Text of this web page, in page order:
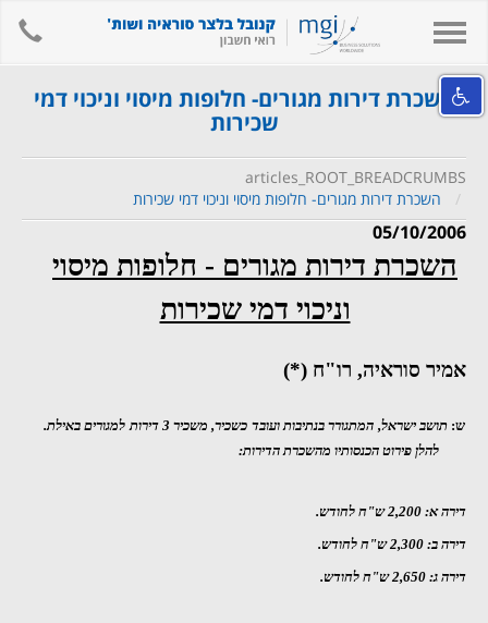
Toggle
אודות המשרד
השירותים שלנו
מידע מקצועי ומאמרים
קישורים
לאתר המשרד
צור קשר
השכרת דירות מגורים- חלופות מיסוי וניכוי דמי
שכירות
articles_ROOT_BREADCRUMBS
השכרת דירות מגורים- חלופות מיסוי וניכוי דמי שכירות
05/10/2006
השכרת דירות מגורים - חלופות מיסוי
וניכוי דמי שכירות
אמיר סוראיה, רו"ח (*)
ש:
תושב ישראל, המתגורר בנתיבות ועובד כשכיר, משכיר 3 דירות למגורים באילת.
להלן פירוט הכנסותיו מהשכרת הדירות:
דירה א: 2,200 ש"ח לחודש.
דירה ב: 2,300 ש"ח לחודש.
דירה ג: 2,650 ש"ח לחודש.